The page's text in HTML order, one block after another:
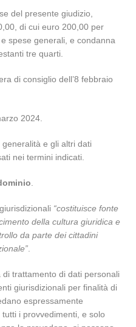
del presente giudizio,
di cui euro 200,00 per
spese generali, e condanna
tre quarti.
di consiglio dell’8 febbraio
2024.
e gli altri dati
nei termini indicati.
“costituisce fonte
della cultura giuridica e
da parte dei cittadini
trattamento di dati personali
giurisdizionali per finalità di
espressamente
tutti i provvedimenti, e solo